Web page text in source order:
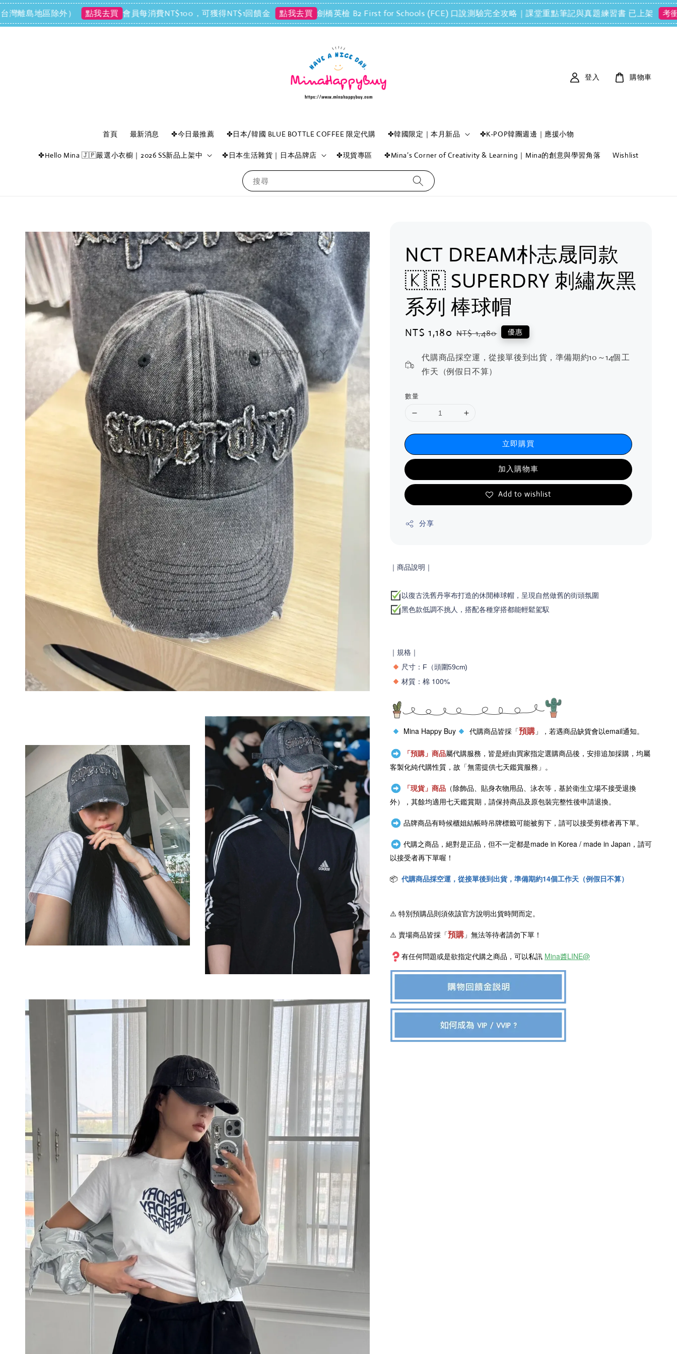
地區除外） 點我去買 會員每消費NT$100，可獲得NT$1回饋金 點我去買 劍橋英檢 B2 First for Schools (FCE) 口說測驗完全攻略｜課堂重點筆記與真題練習書 已上架 考衝必備
搜尋
首頁 最新消息 ✤今日最推薦 ✤日本/韓國 BLUE BOTTLE COFFEE 限定代購 ✤韓國限定｜本月新品 ✤K-POP韓團週邊｜應援小物
✤Hello Mina 🇯🇵嚴選小衣櫥｜2026 SS新品上架中 ✤日本生活雜貨｜日本品牌店 ✤現貨專區 ✤Mina’s Corner of Creativity & Learning｜Mina的創意與學習角落 Wishlist
登入 購物車
NCT DREAM朴志晟同款
🇰🇷 SUPERDRY 刺繡灰黑
系列 棒球帽
Sale
NT$ 1,180 Regular
NT$ 1,480 優惠
代購商品採空運，從接單後到出貨，準備期約10～14個工
作天（例假日不算）
數量
立即購買
加入購物車
Add to wishlist
分享
｜商品說明 ｜
以復古洗舊丹寧布打造的休閒棒球帽，呈現自然做舊的街頭氛圍
黑色款低調不挑人，搭配各種穿搭都能輕鬆駕馭
｜規格｜
尺寸： F （頭圍59cm)
材質 ：棉 100%
Mina Happy Buy 代購商品皆採「預購」，若遇商品缺貨會以email通知。
「預購」商品屬代購服務，皆是經由買家指定選購商品後，安排追加採購，均屬
客製化純代購性質，故「無需提供七天鑑賞服務」。
「現貨」商品（除飾品、貼身衣物用品、泳衣等，基於衛生立場不接受退換
外），其餘均適用七天鑑賞期，請保持商品及原包裝完整性後申請退換。
品牌商品有時候櫃姐結帳時吊牌標籤可能被剪下，請可以接受剪標者再下單。
代購之商品，絕對是正品，但不一定都是made in Korea / made in Japan ，請可
以接受者再下單喔！
📦 代購商品採空運，從接單後到出貨，準備期約14個工作天（例假日不算）
⚠️特別預購品則須依該官方說明出貨時間而定。
⚠️ 賣場商品皆採 「預購 」無法等待者請勿下單！
有任何問題或是欲指定代購之商品，可以私訊 Mina醬LINE@